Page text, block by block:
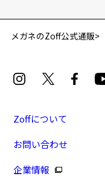
メガネのZoff公式通販
Zoffについて
お問い合わせ
企業情報